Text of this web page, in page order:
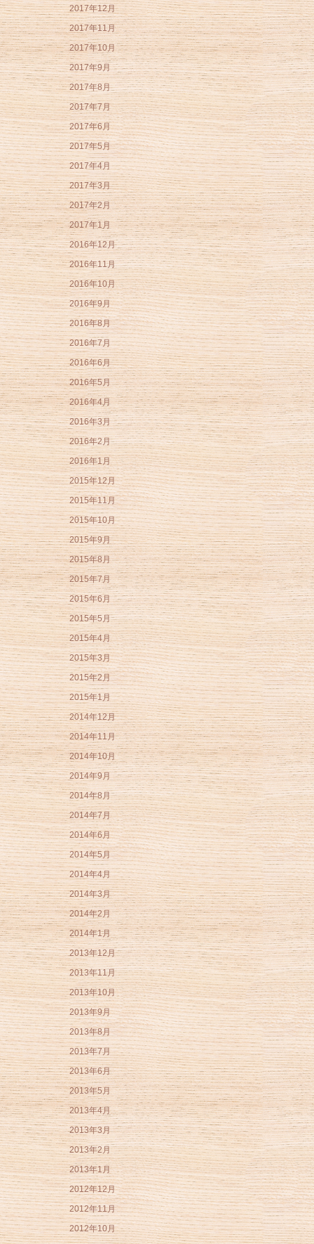
2017年12月
2017年11月
2017年10月
2017年9月
2017年8月
2017年7月
2017年6月
2017年5月
2017年4月
2017年3月
2017年2月
2017年1月
2016年12月
2016年11月
2016年10月
2016年9月
2016年8月
2016年7月
2016年6月
2016年5月
2016年4月
2016年3月
2016年2月
2016年1月
2015年12月
2015年11月
2015年10月
2015年9月
2015年8月
2015年7月
2015年6月
2015年5月
2015年4月
2015年3月
2015年2月
2015年1月
2014年12月
2014年11月
2014年10月
2014年9月
2014年8月
2014年7月
2014年6月
2014年5月
2014年4月
2014年3月
2014年2月
2014年1月
2013年12月
2013年11月
2013年10月
2013年9月
2013年8月
2013年7月
2013年6月
2013年5月
2013年4月
2013年3月
2013年2月
2013年1月
2012年12月
2012年11月
2012年10月